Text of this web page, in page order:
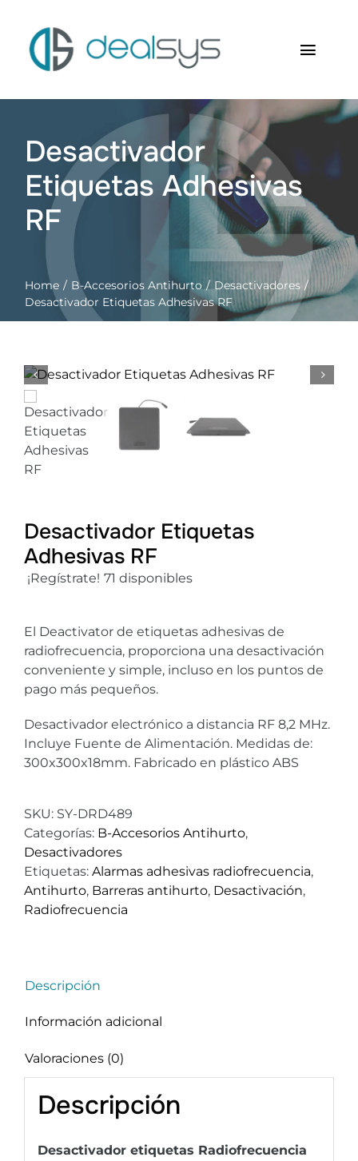
contenido
Quienes somos
Productos
Contacto
Mi cuenta
Desactivador
Etiquetas Adhesivas
RF
Home B-Accesorios Antihurto
Desactivadores
Desactivador Etiquetas Adhesivas RF
Desactivador Etiquetas
Adhesivas RF
¡Regístrate! 71 disponibles
El Deactivator de etiquetas adhesivas de
radiofrecuencia, proporciona una desactivación
conveniente y simple, incluso en los puntos de
pago más pequeños.
Desactivador electrónico a distancia RF 8,2 MHz.
Incluye Fuente de Alimentación. Medidas de:
300x300x18mm. Fabricado en plástico ABS
SKU: SY-DRD489
Categorías: B-Accesorios Antihurto,
Desactivadores
Etiquetas: Alarmas adhesivas radiofrecuencia,
Antihurto, Barreras antihurto, Desactivación,
Radiofrecuencia
Descripción
Información adicional
Valoraciones (0)
Descripción
Desactivador etiquetas Radiofrecuencia